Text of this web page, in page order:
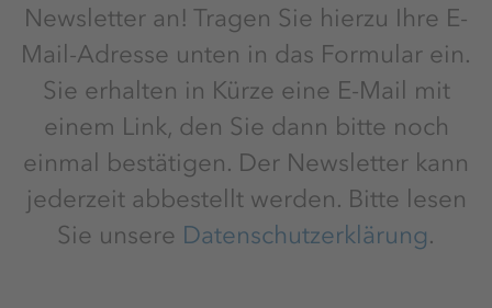
Newsletter an! Tragen Sie hierzu Ihre E-
Mail-Adresse unten in das Formular ein.
Sie erhalten in Kürze eine E-Mail mit
einem Link, den Sie dann bitte noch
einmal bestätigen. Der Newsletter kann
jederzeit abbestellt werden. Bitte lesen
Sie unsere Datenschutzerklärung.